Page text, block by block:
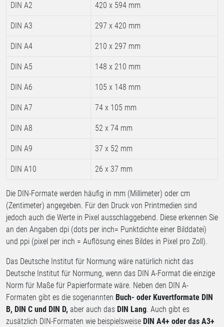
DIN A2 420 x 594 mm
DIN A3 297 x 420 mm
DIN A4 210 x 297 mm
DIN A5 148 x 210 mm
DIN A6 105 x 148 mm
DIN A7 74 x 105 mm
DIN A8 52 x 74 mm
DIN A9 37 x 52 mm
DIN A10 26 x 37 mm
Die DIN-Formate werden häufig in mm (Millimeter) oder cm
(Zentimeter) angegeben. Für den Druck von Printmedien sind
jedoch auch die Werte in Pixel ausschlaggebend. Diese erkennen Sie
an den Angaben dpi (dots per inch= Punktdichte einer Bilddatei)
und ppi (pixel per inch = Auflösung eines Bildes in Pixel pro Zoll).
Das Deutsche Institut für Normung wäre natürlich nicht das
Deutsche Institut für Normung, wenn das DIN A-Format die einzige
Norm für Maße für Papierformate wäre. Neben den DIN A-
Formaten gibt es die sogenannten Buch- oder Kuvertformate DIN
B, DIN C und DIN D, aber auch das DIN Lang. Auch gibt es
zusätzlich DIN-Formaten wie beispielsweise DIN A4+ oder das A3+